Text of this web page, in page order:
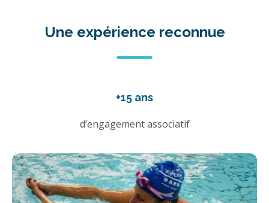
Une expérience reconnue
+15 ans
d’engagement associatif